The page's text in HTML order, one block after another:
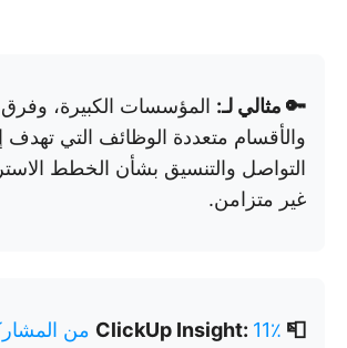
🔑 مثالي لـ: المؤسسات الكبيرة، وفرق
والأقسام متعددة الوظائف التي
التواصل والتنسيق بشأن الخطط
غير متزامن.
📮 ClickUp Insight:
11٪ من